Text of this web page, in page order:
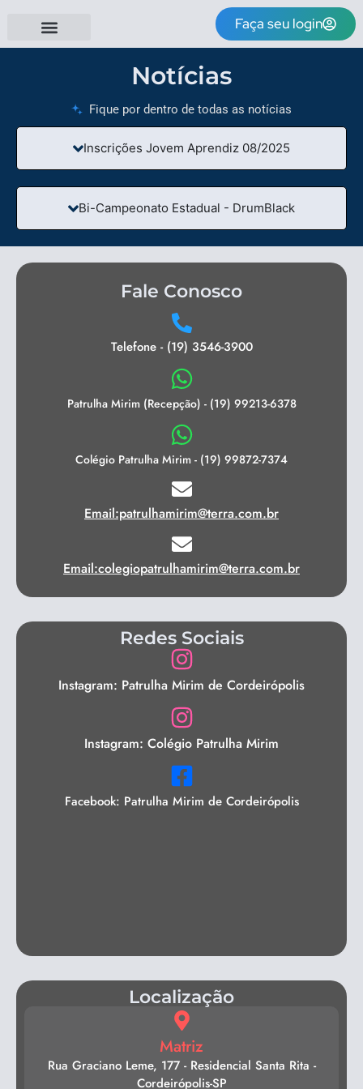
Faça seu login
Notícias
Fique por dentro de todas as notícias
Inscrições Jovem Aprendiz 08/2025
Bi-Campeonato Estadual - DrumBlack
Fale Conosco
Telefone - (19) 3546-3900
Patrulha Mirim (Recepção) - (19) 99213-6378
Colégio Patrulha Mirim - (19) 99872-7374
Email:patrulhamirim@terra.com.br
Email:colegiopatrulhamirim@terra.com.br
Redes Sociais
Instagram: Patrulha Mirim de Cordeirópolis
Instagram: Colégio Patrulha Mirim
Facebook: Patrulha Mirim de Cordeirópolis
Localização
Matriz
Rua Graciano Leme, 177 - Residencial Santa Rita -
Cordeirópolis-SP